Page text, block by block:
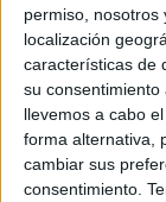
permiso, nosotros
localización
características de
su
llevemos a cabo
forma alternativa,
cambiar sus
consentimiento.